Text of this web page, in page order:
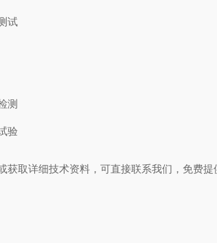
试
测
验
获取详细技术资料，可直接联系我们，免费提